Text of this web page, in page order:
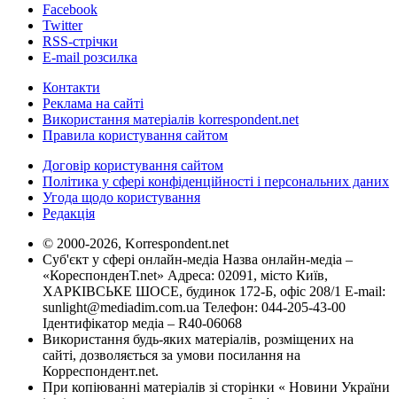
Facebook
Twitter
RSS-стрічки
E-mail розсилка
Контакти
Реклама на сайті
Використання матеріалів korrespondent.net
Правила користування сайтом
Договір користування сайтом
Політика у сфері конфіденційності і персональних даних
Угода щодо користування
Редакція
© 2000-2026, Korrespondent.net
Суб'єкт у сфері онлайн-медіа Назва онлайн-медіа –
«КореспонденТ.net» Адреса: 02091, місто Київ,
ХАРКІВСЬКЕ ШОСЕ, будинок 172-Б, офіс 208/1 E-mail:
sunlight@mediadim.com.ua Телефон: 044-205-43-00
Ідентифікатор медіа – R40-06068
Використання будь-яких матеріалів, розміщених на
сайті, дозволяється за умови посилання на
Корреспондент.net.
При копіюванні матеріалів зі сторінки « Новини України